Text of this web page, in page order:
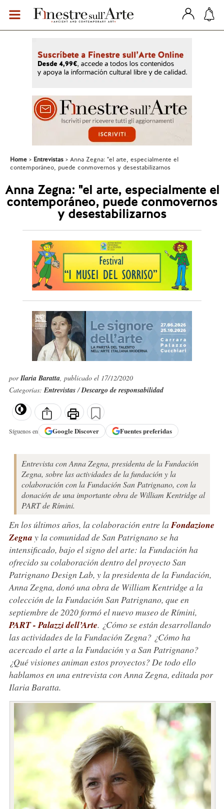
Home Entrevistas
Anna Zegna: "el arte, especialmente el
contemporáneo, puede conmovernos y desestabilizarnos
Anna Zegna: "el arte, especialmente el
contemporáneo, puede conmovernos
y desestabilizarnos
porIlaria Baratta, publicado el 17/12/2020
Categorías:Entrevistas/Descargo de responsabilidad
Síguenos en GoogleDiscover Fuentes preferidas
Entrevista con Anna Zegna, presidenta de la Fundación
Zegna, sobre las actividades de la fundación y la
colaboración con la Fundación San Patrignano, con la
donación de una importante obra de William Kentridge al
PART de Rímini.
En los últimos años, la colaboración entre la Fondazione
Zegna y la comunidad de San Patrignano se ha
intensificado, bajo el signo del arte: la Fundación ha
ofrecido su colaboración dentro del proyecto San
Patrignano Design Lab, y la presidenta de la Fundación,
Anna Zegna, donó una obra de William Kentridge a la
colección de la Fundación San Patrignano, que en
septiembre de 2020 formó el nuevo museo de Rímini,
PART - Palazzi dell’Arte. ¿Cómo se están desarrollando
las actividades de la Fundación Zegna? ¿Cómo ha
acercado el arte a la Fundación y a San Patrignano?
¿Qué visiones animan estos proyectos? De todo ello
hablamos en una entrevista con Anna Zegna, editada por
Ilaria Baratta.